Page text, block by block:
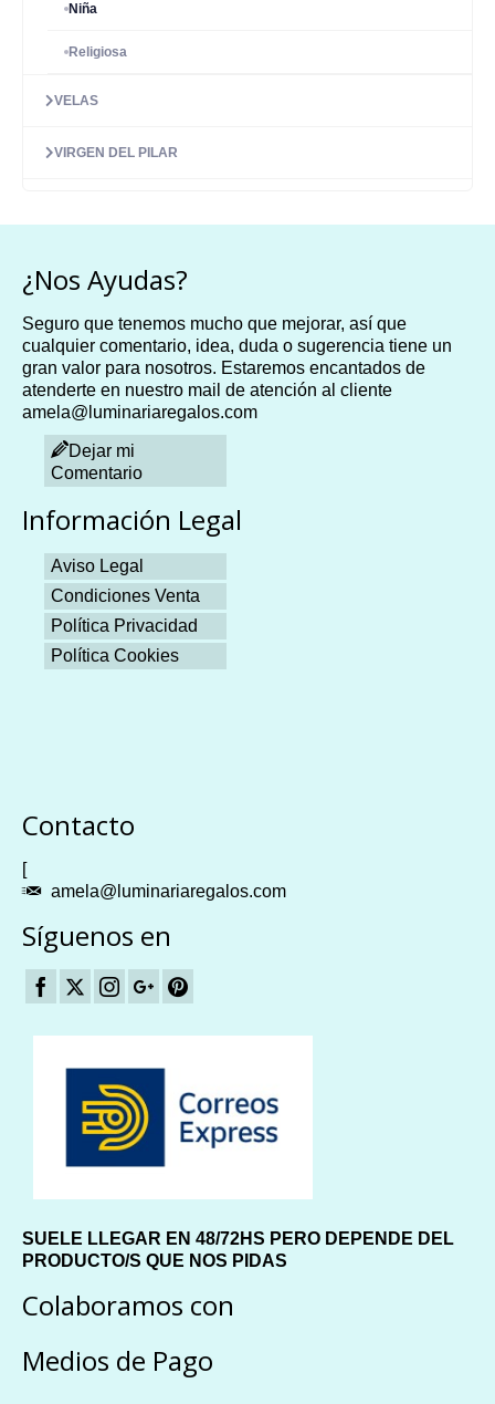
Niña
Religiosa
VELAS
VIRGEN DEL PILAR
¿Nos Ayudas?
Seguro que tenemos mucho que mejorar, así que
cualquier comentario, idea, duda o sugerencia tiene un
gran valor para nosotros. Estaremos encantados de
atenderte en nuestro mail de atención al cliente
amela@luminariaregalos.com
Dejar mi
Comentario
Información Legal
Aviso Legal
Condiciones Venta
Política Privacidad
Política Cookies
Contacto
[
amela@luminariaregalos.com
Síguenos en
SUELE LLEGAR EN 48/72HS PERO DEPENDE DEL
PRODUCTO/S QUE NOS PIDAS
Colaboramos con
Medios de Pago